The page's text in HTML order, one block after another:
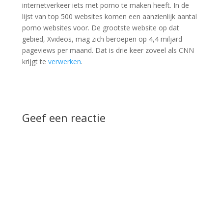
internetverkeer iets met porno te maken heeft. In de
lijst van top 500 websites komen een aanzienlijk aantal
porno websites voor. De grootste website op dat
gebied, Xvideos, mag zich beroepen op 4,4 miljard
pageviews per maand. Dat is drie keer zoveel als CNN
krijgt te verwerken.
Geef een reactie